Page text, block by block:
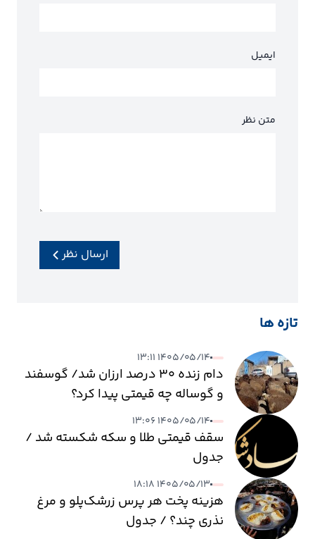
ایمیل
متن نظر
ارسال نظر
تازه ها
۱۴۰۵/۰۵/۱۴ ۱۳:۱۱
دام زنده ۳۰ درصد ارزان شد/ گوسفند
و گوساله چه قیمتی پیدا کرد؟
۱۴۰۵/۰۵/۱۴ ۱۳:۰۶
سقف قیمتی طلا و سکه شکسته شد /
جدول
۱۴۰۵/۰۵/۱۳ ۱۸:۱۸
هزینه پخت هر پرس زرشک‌پلو و مرغ
نذری چند؟ / جدول